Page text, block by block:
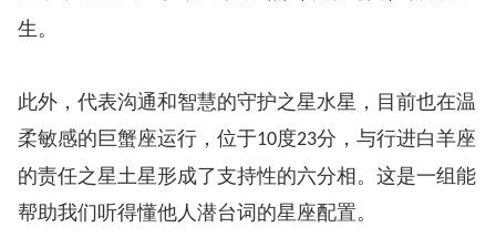
生。
此外，代表沟通和智慧的守护之星水星，目前也在温
柔敏感的巨蟹座运行，位于10度23分，与行进白羊座
的责任之星土星形成了支持性的六分相。这是一组能
帮助我们听得懂他人潜台词的星座配置。